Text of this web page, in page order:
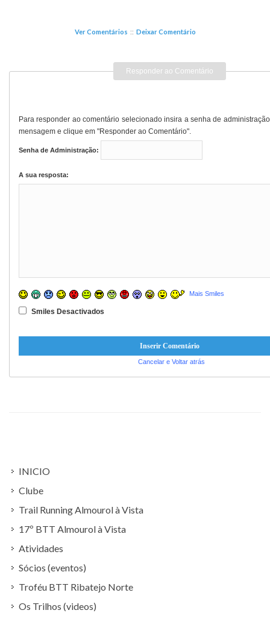
Ver Comentários :: Deixar Comentário
Responder ao Comentário
Para responder ao comentário selecionado insira a senha de
mensagem e clique em "Responder ao Comentário".
Senha de Administração:
A sua resposta:
Mais Smiles
Smiles Desactivados
Cancelar e Voltar atrás
INICIO
Clube
Trail Running Almourol à Vista
17º BTT Almourol à Vista
Atividades
Sócios (eventos)
Troféu BTT Ribatejo Norte
Os Trilhos (videos)